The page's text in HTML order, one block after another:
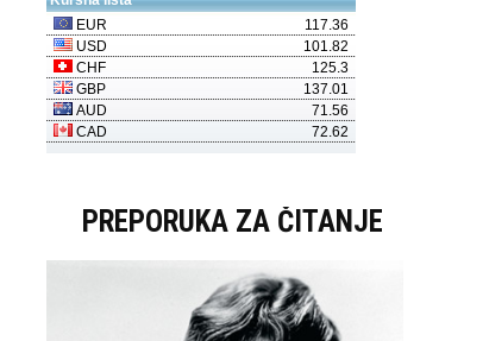
PREPORUKA ZA ČITANJE